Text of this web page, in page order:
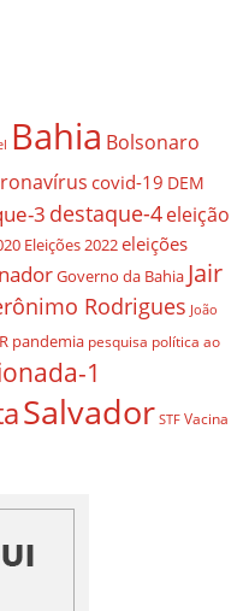
Bahia Bolsonaro
covid-19 DEM
3 destaque-4eleição
Eleições 2022eleições
Governo da Bahia Jair
Rodrigues João
pandemia pesquisa política ao
1
Salvador STF Vacina